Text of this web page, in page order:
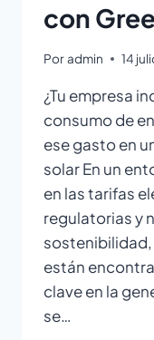
con
Poradmin 14
¿Tu empresa
consumo de
ese gasto en
solar En un
en las tarifas
regulatorias y
sostenibilidad,
están
clave en la
se…